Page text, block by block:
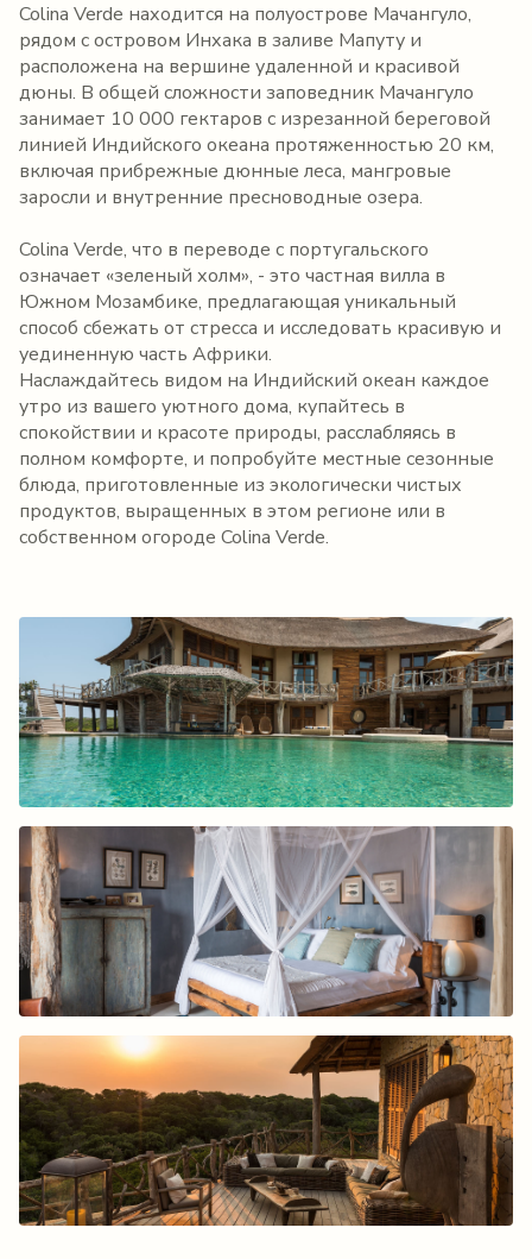
Colina Verde находится на полуострове Мачангуло,
рядом с островом Инхака в заливе Мапуту и
расположена на вершине удаленной и красивой
дюны. В общей сложности заповедник Мачангуло
занимает 10 000 гектаров с изрезанной береговой
линией Индийского океана протяженностью 20 км,
включая прибрежные дюнные леса, мангровые
заросли и внутренние пресноводные озера.
Colina Verde, что в переводе с португальского
означает «зеленый холм», - это частная вилла в
Южном Мозамбике, предлагающая уникальный
способ сбежать от стресса и исследовать красивую и
уединенную часть Африки.
Наслаждайтесь видом на Индийский океан каждое
утро из вашего уютного дома, купайтесь в
спокойствии и красоте природы, расслабляясь в
полном комфорте, и попробуйте местные сезонные
блюда, приготовленные из экологически чистых
продуктов, выращенных в этом регионе или в
собственном огороде Colina Verde.